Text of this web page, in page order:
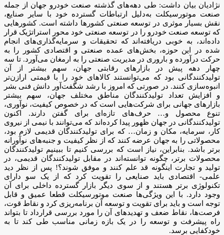
نژادیان بیان داشت: طی دهه‌های گذشته صنعت خودرو جهان از جمله
صنعت موتورسیکلت به‌‌دلیل ارتباطات گسترده خود با سایر صنایع،
نقش بسیار موثری در توسعه صنعتی کشورها داشته‌ است. کشورهایی
که توسعه صنعت خودرو را در توسعه صنعتی خود محور استراتژیک قرار
داده‌اند، به خوبی دریافته‌اند که تحقیقات و سرمایه‌گذاری‌های انجام
شده در این حوزه، بخش‌های عمده صنعتی و اقتصادی کشور را به
حرکت درآورده و باروری در مدیریت صنعتی را به ارمغان می‌آورد. تا سه
چهار دهه پیش در بازارهای رقابتی جهان، سهم بیشتر از آن
تولیدکنندگانی بود که می‌توانستند کالاهای خود را با قیمتی ارازن‌تر
انبوه‌سازی کنند. در صورتی که امروز با رشد شگفت‌آور دانش فنی بشر
و افزایش تعداد تولیدکنندگان مناطق مختلف جهان، سهم بیشتر
بازارهای جهانی برای شرکت‌هایی است که در خصوص کیفیت، نوآوری،
تنوع محصول و… حرف‌های تازه‌ای برای گفتن دارند. اکنون
تولیدکنندگانی در جهان ظهور پیدا کرده‌اند که می‌توانند با نیمی از نیروی
کار، سرمایه، مکان و زمان… که برای تولیدکنندگان قدیمی لازم بود،
محصولاتی را به جهان عرضه کنند که از نظر کیفیت و جنبه‌های نوآورانه
برتر باشد. بنابراین، نیاز است که بررسی کنیم تا ببینیم تولیدکنندگان
محصولات برتر، چگونه توانسته‌اند در مقابل تولیدکنندگان قدیمی، در
تولید و تجارت اینگونه قد علم کنند و موفق شوند؟! پس از نظر دید
علمی- اقتصادی باید صنایعی را تقویت کرد که از یک سو دارای
تکنولوژی برتر هستند و از سوی دیگر بازار گسترده داخلی برای آن
وجود دارد. با این ویژگی‌ها صنعت موتورسیکلت قطعا عمیق و قابل
توجه است و باید برای تقویت و توسعه آن برنامه‌ریزی کرد و نقاط قوت،
فرصت‌ها، نقاط ضعف و تهدیدهای آن را مورد بررسی قرارداد تا بتواند
راه پیشرفت و توسعه را در یک بازه زمانی مناسب طی کند تا به
خودکفایی برسد.